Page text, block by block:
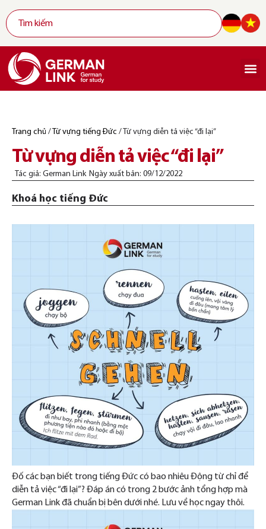
Trang chủ / Từ vựng tiếng Đức / Từ vựng diễn tả việc “đi lại”
Từ vựng diễn tả việc “đi lại”
Tác giả: German Link Ngày xuất bản: 09/12/2022
Khoá học tiếng Đức
Đố các bạn biết trong tiếng Đức có bao nhiêu Động từ chỉ để
diễn tả việc “đi lại”? Đáp án có trong 2 bước ảnh tổng hợp mà
German Link đã chuẩn bị bên dưới nhé. Lưu về học ngay thôi.